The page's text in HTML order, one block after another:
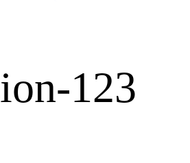
123